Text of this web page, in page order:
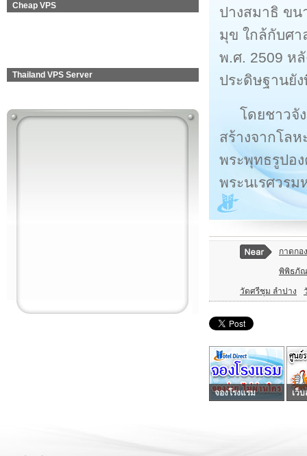
Cheap VPS
Thailand VPS Server
ปางสมาธิ ขน
มุข ใกล้กับศา
พ.ศ. 2509 หลั
ประดิษฐานยั
โดยชาวจั
สร้างจากโล
พระพุทธรูปอง
พระนเรศวร
กาดกอ
พิพิธภั
วัดศรีชุม ลำปาง
จองโรงแรม เว็